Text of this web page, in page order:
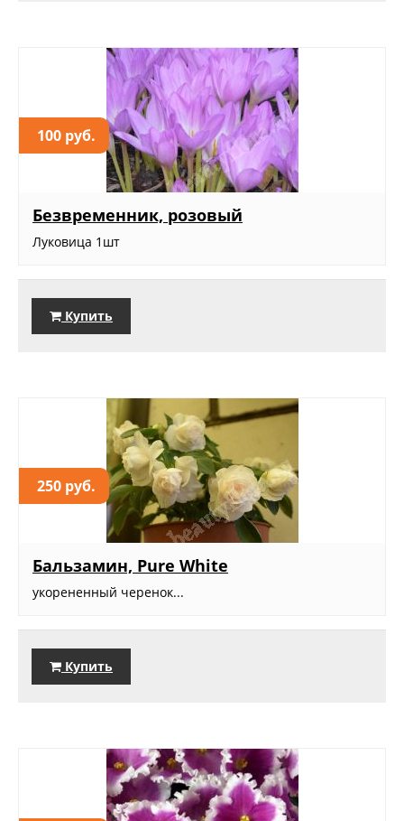
100 руб.
Безвременник, розовый
Луковица 1шт
Купить
250 руб.
Бальзамин, Pure White
укорененный черенок...
Купить